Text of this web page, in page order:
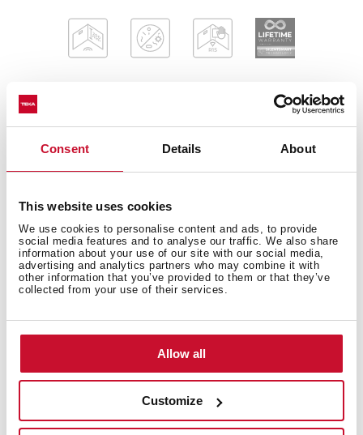
Consent Details About
This website uses cookies
We use cookies to personalise content and ads, to provide
social media features and to analyse our traffic. We also share
information about your use of our site with our social media,
advertising and analytics partners who may combine it with
other information that you’ve provided to them or that they’ve
collected from your use of their services.
Allow all
Customize
Εξωτερικές διαστάσεις
Κύριο μπολ